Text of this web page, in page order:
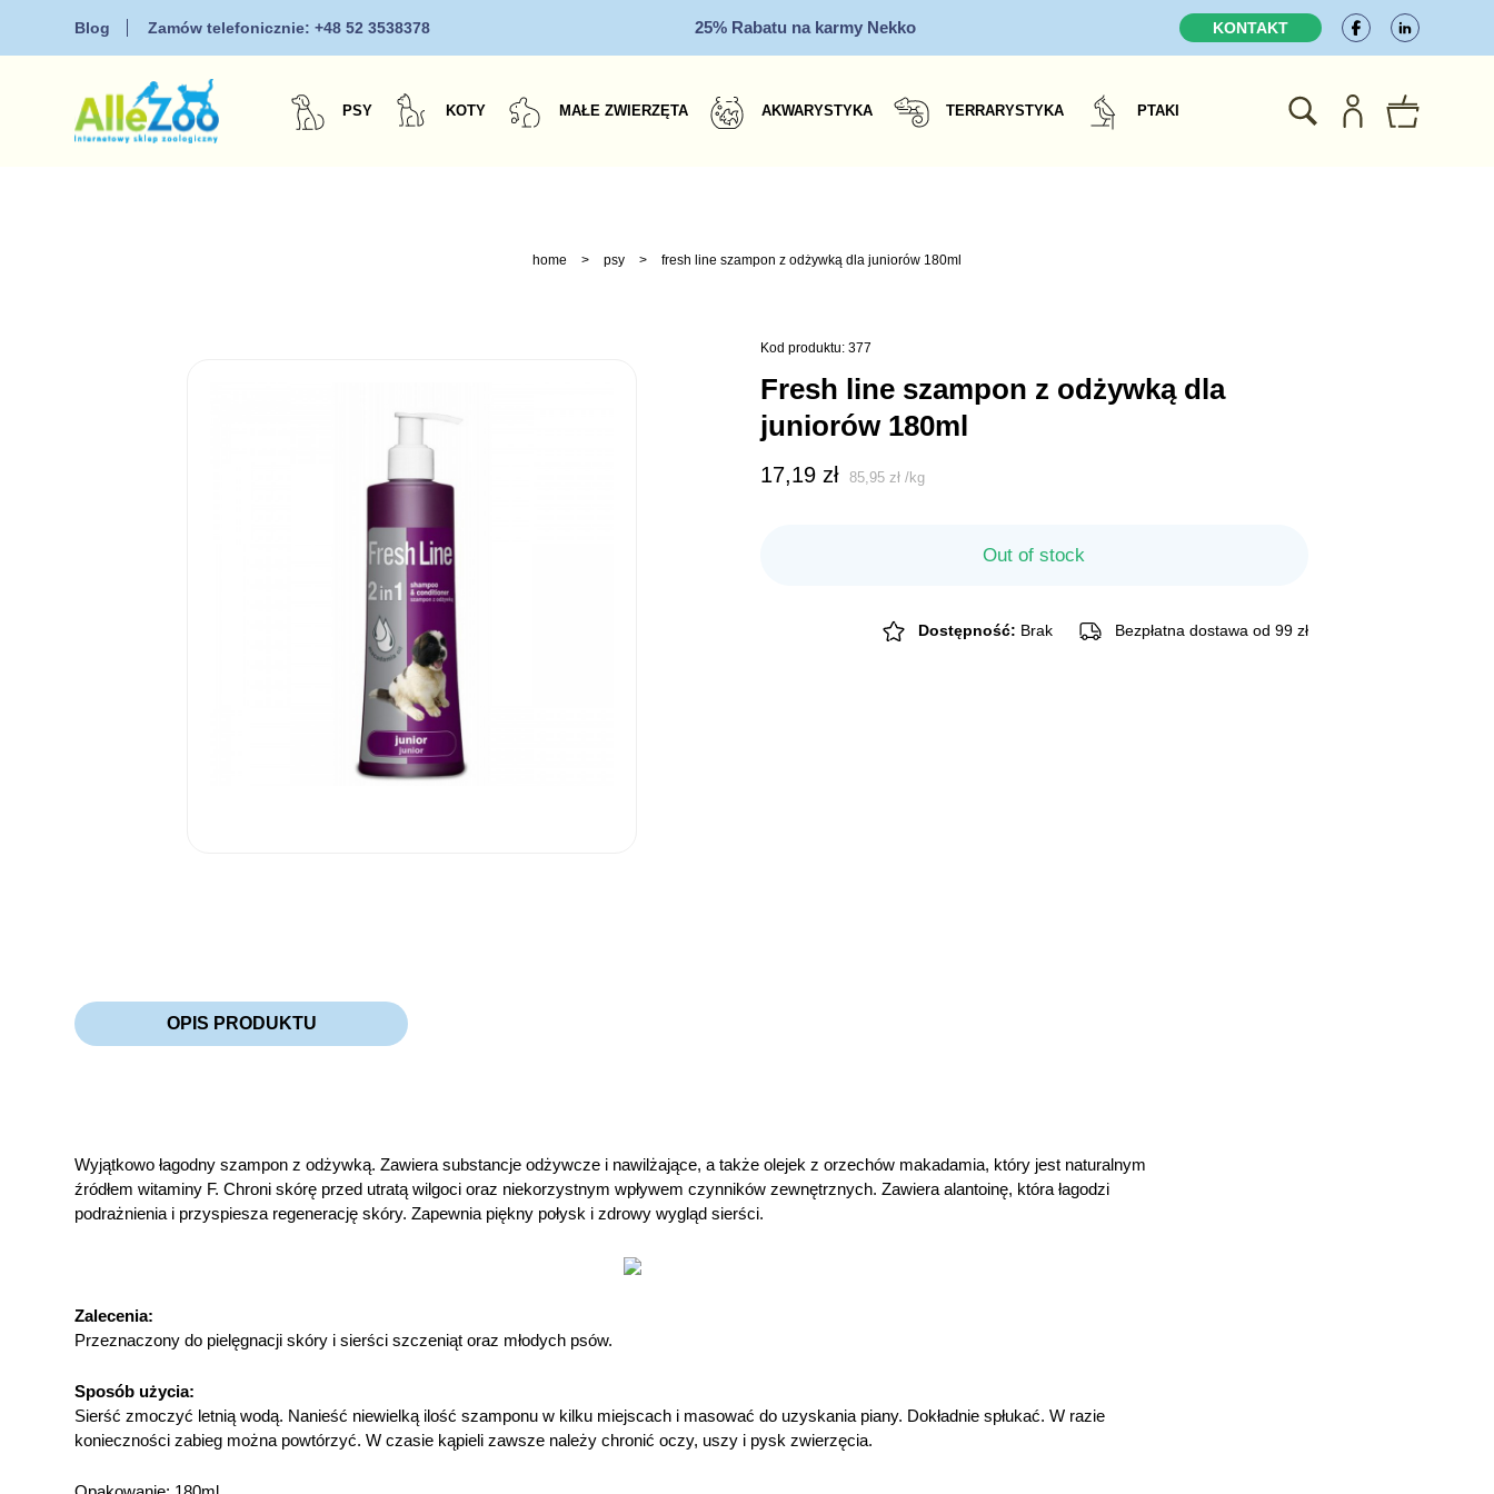
Blog Zamów telefonicznie:+48 52 3538378 25% Rabatu na karmy Nekko KONTAKT
PSY KOTY MAŁE ZWIERZĘTA AKWARYSTYKA TERRARYSTYKA PTAKI
home > psy > fresh line szampon z odżywką dla juniorów 180ml
Kod produktu: 377
fresh line szampon z odżywką dla
juniorów 180ml
17,19 zł 85,95 zł /kg
Out of stock
Dostępność: Brak Bezpłatna dostawa od 99 zł
OPIS PRODUKTU
Wyjątkowo łagodny szampon z odżywką. Zawiera substancje odżywcze i nawilżające, a także olejek z orzechów makadamia, który jest naturalnym
źródłem witaminy F. Chroni skórę przed utratą wilgoci oraz niekorzystnym wpływem czynników zewnętrznych. Zawiera alantoinę, która łagodzi
podrażnienia i przyspiesza regenerację skóry. Zapewnia piękny połysk i zdrowy wygląd sierści.
Zalecenia:
Przeznaczony do pielęgnacji skóry i sierści szczeniąt oraz młodych psów.
Sposób użycia:
Sierść zmoczyć letnią wodą. Nanieść niewielką ilość szamponu w kilku miejscach i masować do uzyskania piany. Dokładnie spłukać. W razie
konieczności zabieg można powtórzyć. W czasie kąpieli zawsze należy chronić oczy, uszy i pysk zwierzęcia.